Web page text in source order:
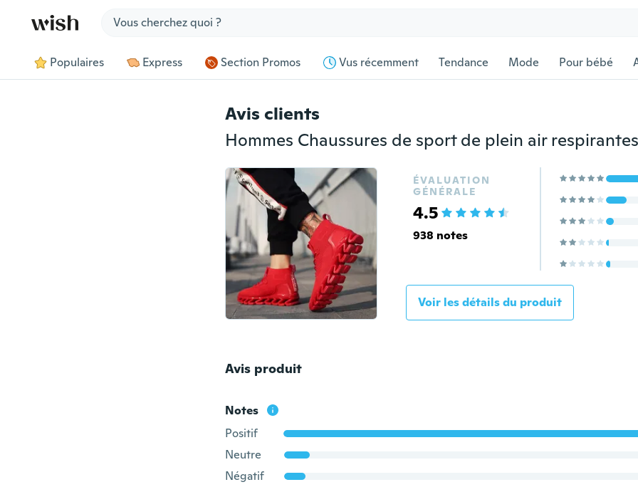
Populaires Express Section Promos Vus récemment Tendance Mode Pour bébé
Avis clients
ÉVALUATION
GÉNÉRALE
4.5
938 notes
Voir les détails du produit
Avis produit
Notes
Positif
Neutre
Négatif